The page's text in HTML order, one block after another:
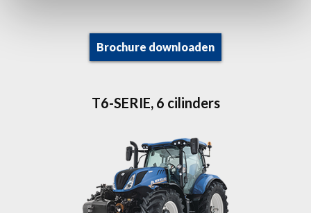
Brochure downloaden
T6-SERIE, 6 cilinders